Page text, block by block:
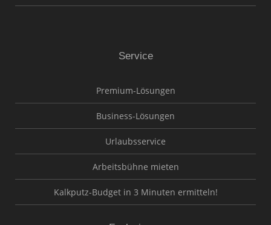
Service
Premium-Lösungen
Business-Lösungen
Urlaubsservice
Arbeitsbühne mieten
Kalkputz-Budget in 3 Minuten ermitteln!